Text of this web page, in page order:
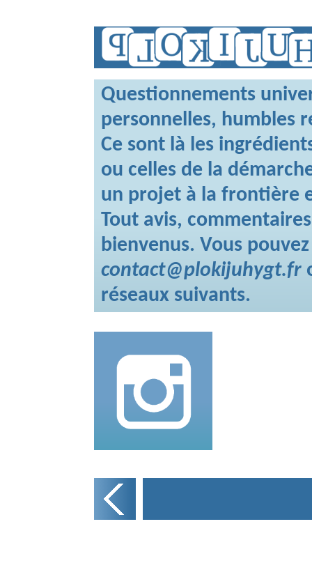
Questionnements
personnelles, humbles
Ce sont là les
ou celles de la
un projet à la frontière
Tout avis,
bienvenus. Vous
contact@plokijuhygt.fr
réseaux suivants.